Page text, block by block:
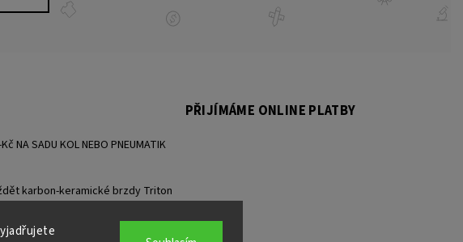
NA SADU KOL NEBO PNEUMATIK
karbon-keramické brzdy Triton
PŘIJÍMÁME ONLINE PLATBY